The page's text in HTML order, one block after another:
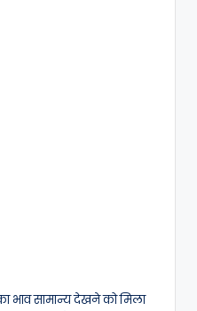
भाव सामान्य देखने को मिला